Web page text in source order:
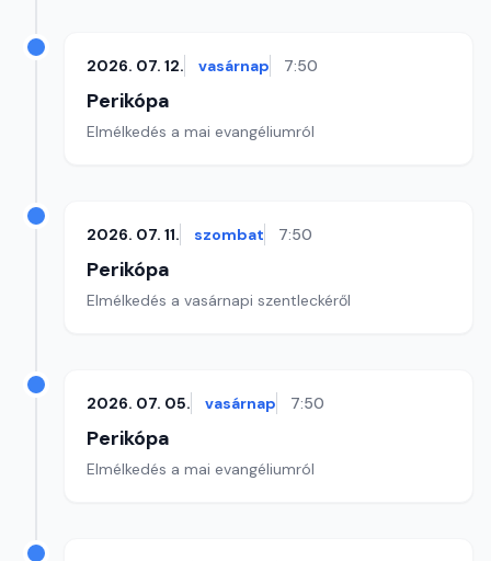
2026. 07. 12. vasárnap 7:50
Perikópa
Elmélkedés a mai evangéliumról
2026. 07. 11. szombat 7:50
Perikópa
Elmélkedés a vasárnapi szentleckéről
2026. 07. 05. vasárnap 7:50
Perikópa
Elmélkedés a mai evangéliumról